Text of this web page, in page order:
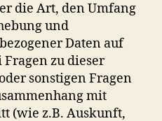
die Art, den Umfang
und
Daten auf
Fragen zu dieser
sonstigen Fragen
mit
(wie z.B. Auskunft,